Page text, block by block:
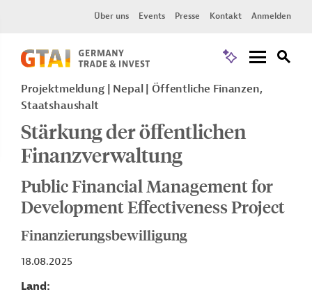
Über uns Events Presse Kontakt Anmelden
Projektmeldung Nepal
Öffentliche Finanzen,
Staatshaushalt
Stärkung der öffentlichen
Finanzverwaltung
Public Financial Management for
Development Effectiveness Project
Finanzierungsbewilligung
18.08.2025
Land